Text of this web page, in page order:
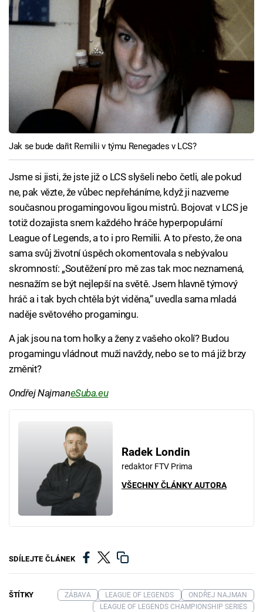
Jak se bude dařit Remilii v týmu Renegades v LCS?
Jsme si jisti, že jste již o LCS slyšeli nebo četli, ale pokud
ne, pak vězte, že vůbec nepřeháníme, když ji nazveme
současnou progamingovou ligou mistrů. Bojovat v LCS je
totiž dozajista snem každého hráče hyperpopulární
League of Legends, a to i pro Remilii. A to přesto, že ona
sama svůj životní úspěch okomentovala s nebývalou
skromností: „Soutěžení pro mě zas tak moc neznamená,
nesnažím se být nejlepší na světě. Jsem hlavně týmový
hráč a i tak bych chtěla být viděna,“ uvedla sama mladá
naděje světového progamingu.
A jak jsou na tom holky a ženy z vašeho okolí? Budou
progamingu vládnout muži navždy, nebo se to má již brzy
změnit?
Ondřej NajmaneSuba.eu
Radek Londin
redaktor FTV Prima
VŠECHNY ČLÁNKY AUTORA
SDÍLEJTE ČLÁNEK
ŠTÍTKY ZÁBAVA LEAGUE OF LEGENDS
ONDŘEJ NAJMAN
LEAGUE OF LEGENDS CHAMPIONSHIP SERIES